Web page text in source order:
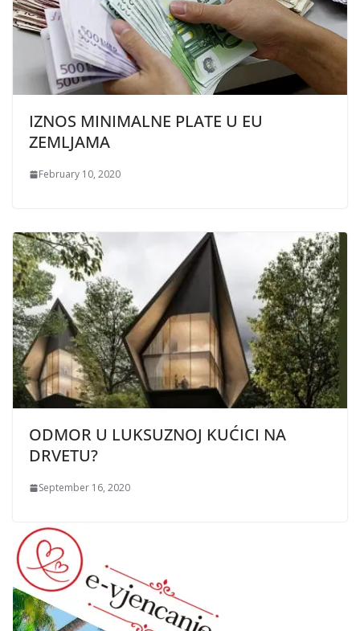
IZNOS MINIMALNE PLATE U EU
ZEMLJAMA
February 10, 2020
ODMOR U LUKSUZNOJ KUĆICI NA
DRVETU?
September 16, 2020